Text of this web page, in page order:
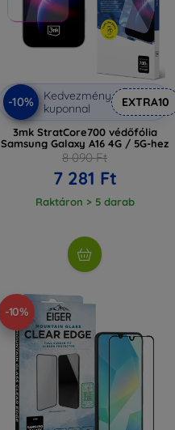
-10%
Kedvezmény
kuponnal
EXTRA10
3mk StratCore700 védőfólia
Samsung Galaxy A16 4G / 5G-hez
8 090 Ft
7 281 Ft
Raktáron > 5 darab
-10%